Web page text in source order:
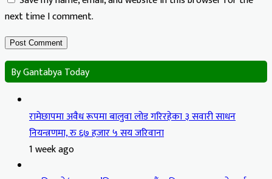
next time I comment.
By Gantabya Today
रामेछापमा अवैध रूपमा बालुवा लोड गरिरहेका ३ सवारी साधन
नियन्त्रणमा, रु ६७ हजार ५ सय जरिवाना
1 week ago